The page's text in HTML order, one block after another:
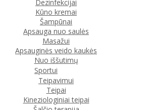
Dezinfekcijai
Kūno kremai
Šampūnai
Apsauga nuo saulės
Masažui
Apsauginės veido kaukės
Nuo iššutimų
Sportui
Teipavimui
Teipai
Kineziologiniai teipai